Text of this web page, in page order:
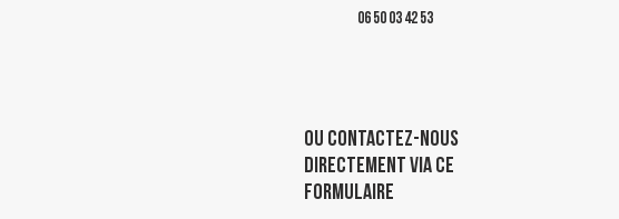
oU CONTACTEZ-nous
directement via ce
formulaire
06 50 03 42 53